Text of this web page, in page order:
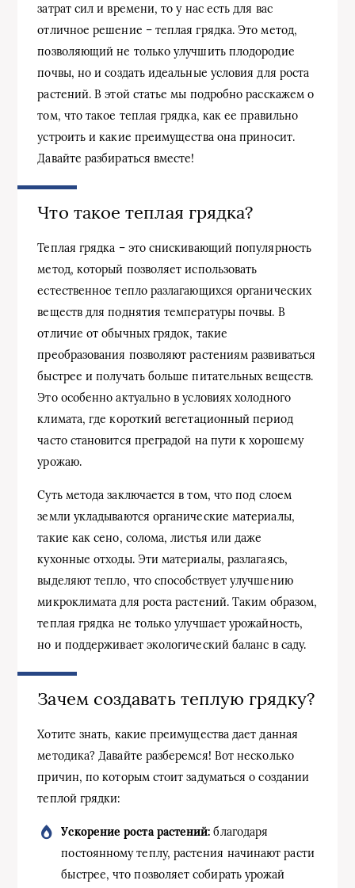
затрат сил и времени, то у нас есть для вас
отличное решение – теплая грядка. Это метод,
позволяющий не только улучшить плодородие
почвы, но и создать идеальные условия для роста
растений. В этой статье мы подробно расскажем о
том, что такое теплая грядка, как ее правильно
устроить и какие преимущества она приносит.
Давайте разбираться вместе!
Что такое теплая грядка?
Теплая грядка – это снискивающий популярность
метод, который позволяет использовать
естественное тепло разлагающихся органических
веществ для поднятия температуры почвы. В
отличие от обычных грядок, такие
преобразования позволяют растениям развиваться
быстрее и получать больше питательных веществ.
Это особенно актуально в условиях холодного
климата, где короткий вегетационный период
часто становится преградой на пути к хорошему
урожаю.
Суть метода заключается в том, что под слоем
земли укладываются органические материалы,
такие как сено, солома, листья или даже
кухонные отходы. Эти материалы, разлагаясь,
выделяют тепло, что способствует улучшению
микроклимата для роста растений. Таким образом,
теплая грядка не только улучшает урожайность,
но и поддерживает экологический баланс в саду.
Зачем создавать теплую грядку?
Хотите знать, какие преимущества дает данная
методика? Давайте разберемся! Вот несколько
причин, по которым стоит задуматься о создании
теплой грядки:
Ускорение роста растений: благодаря
постоянному теплу, растения начинают расти
быстрее, что позволяет собирать урожай